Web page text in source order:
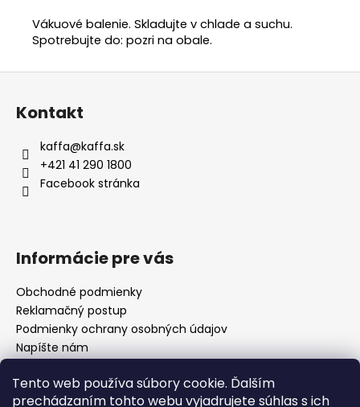
Tento web používa súbory cookie. Ďalším
prechádzaním tohto webu vyjadrujete súhlas s ich
Vákuové balenie. Skladujte v chlade a suchu.
Spotrebujte do: pozri na obale.
Z
Kontakt
kaffa@kaffa.sk
+421 41 290 1800
Facebook stránka
Informácie pre vás
Obchodné podmienky
Reklamačný postup
Podmienky ochrany osobných údajov
Napíšte nám